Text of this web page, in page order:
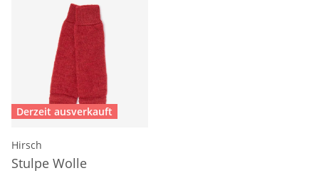
Derzeit ausverkauft
Hirsch
Stulpe Wolle